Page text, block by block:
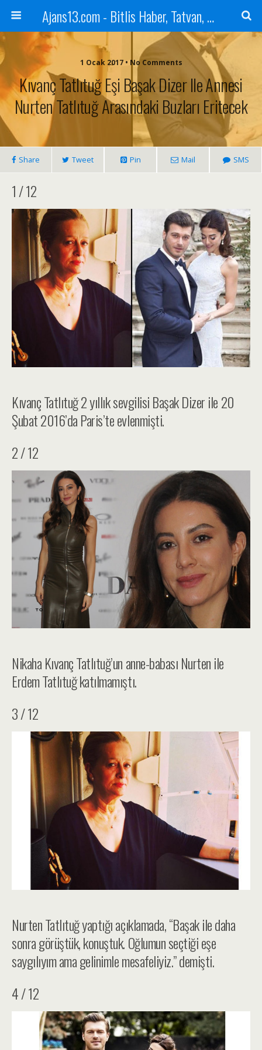
Ajans13.com - Bitlis Haber, Tatvan, Ahlat, Adilcevaz, Mutki, Hizan, Güroymak, Gazete, Ajans, 13, Haber
1 Ocak 2017 • No Comments
Kıvanç Tatlıtuğ Eşi Başak Dizer Ile Annesi
Nurten Tatlıtuğ Arasındaki Buzları Eritecek
Share Tweet Pin Mail SMS
1 / 12
Kıvanç Tatlıtuğ 2 yıllık sevgilisi Başak Dizer ile 20
Şubat 2016’da Paris’te evlenmişti.
2 / 12
Nikaha Kıvanç Tatlıtuğ’un anne-babası Nurten ile
Erdem Tatlıtuğ katılmamıştı.
3 / 12
Nurten Tatlıtuğ yaptığı açıklamada, “Başak ile daha
sonra görüştük, konuştuk. Oğlumun seçtiği eşe
saygılıyım ama gelinimle mesafeliyiz.” demişti.
4 / 12